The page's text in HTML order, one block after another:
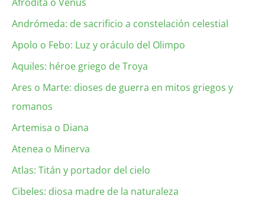
Andrómeda: de sacrificio a constelación celestial
Apolo o Febo: Luz y oráculo del Olimpo
Aquiles: héroe griego de Troya
Ares o Marte: dioses de guerra en mitos griegos y
romanos
Artemisa o Diana
Atenea o Minerva
Atlas: Titán y portador del cielo
Cibeles: diosa madre de la naturaleza